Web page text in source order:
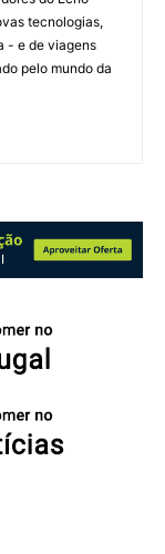
tecnologias,
- e de viagens
pelo mundo da